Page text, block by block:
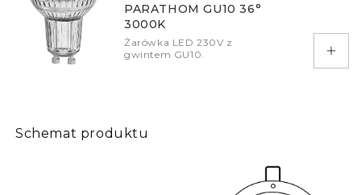
PARATHOM GU10 36°
3000K
Żarówka LED 230V z
gwintem GU10.
Schemat produktu